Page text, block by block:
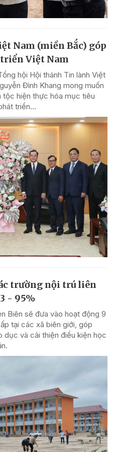
Nam (miền Bắc) góp
Việt Nam
hội Hội thánh Tin lành Việt
Đình Khang mong muốn
tộc hiện thực hóa mục tiêu
triển...
trường nội trú liên
- 95%
Biên sẽ đưa vào hoạt động 9
tại các xã biên giới, góp
dục và cải thiện điều kiện học